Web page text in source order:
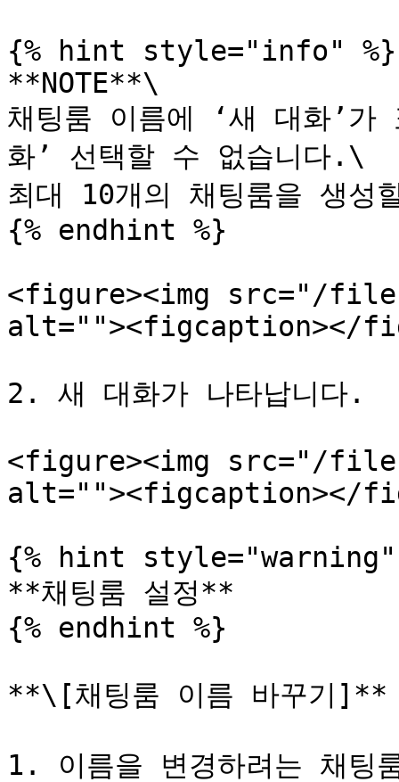
{% hint style="info" %}
**NOTE**\
채팅룸 이름에 ‘새 대화’가
화’ 선택할 수 없습니다.\
최대 10개의 채팅룸을 생성
{% endhint %}
<figure><img src="/
alt=""><figcaption></
2. 새 대화가 나타납니다.
<figure><img src="/
alt=""><figcaption></
{% hint style="warning"
**채팅룸 설정**
{% endhint %}
**\[채팅룸 이름 바꾸기]**
1. 이름을 변경하려는 채팅